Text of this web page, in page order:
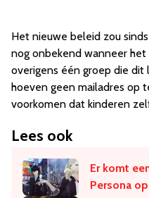
Het nieuwe beleid zou
nog onbekend wanneer het
overigens één groep die
hoeven geen mailadres op
voorkomen dat kinderen
Lees ook
Er komt
Persona